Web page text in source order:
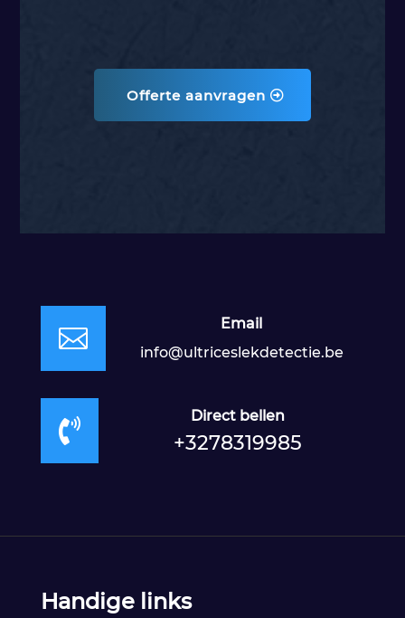
Offerte aanvragen

Email
info@ultriceslekdetectie.be

Direct bellen
+3278319985
Handige links